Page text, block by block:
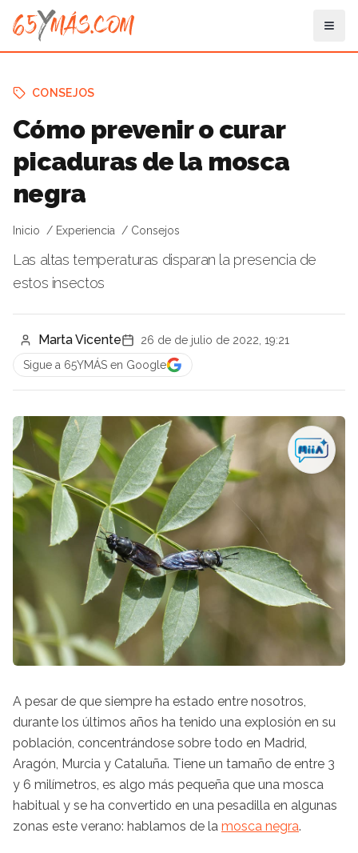
CONSEJOS
Cómo prevenir o curar
picaduras de la mosca
negra
Inicio Experiencia Consejos
Las altas temperaturas disparan la presencia de
estos insectos
Marta Vicente
26 de de julio de 2022, 19:21
Sigue a 65YMÁS en Google
A pesar de que siempre ha estado entre nosotros,
durante los últimos años ha tenido una explosión en su
población, concentrándose sobre todo en Madrid,
Aragón, Murcia y Cataluña. Tiene un tamaño de entre 3
y 6 milímetros, es algo más pequeña que una mosca
habitual y se ha convertido en una pesadilla en algunas
zonas este verano: hablamos de la mosca negra.